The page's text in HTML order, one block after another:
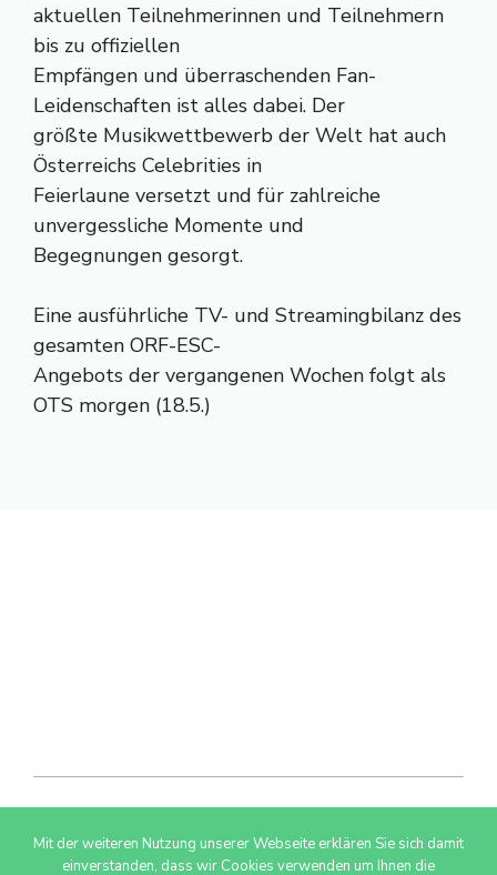
aktuellen Teilnehmerinnen und Teilnehmern
bis zu offiziellen
Empfängen und überraschenden Fan-
Leidenschaften ist alles dabei. Der
größte Musikwettbewerb der Welt hat auch
Österreichs Celebrities in
Feierlaune versetzt und für zahlreiche
unvergessliche Momente und
Begegnungen gesorgt.
Eine ausführliche TV- und Streamingbilanz des
gesamten ORF-ESC-
Angebots der vergangenen Wochen folgt als
OTS morgen (18.5.)
© 2026 AdSimple GmbH
Mit der weiteren Nutzung unserer Webseite erklären Sie sich damit
einverstanden, dass wir Cookies verwenden um Ihnen die